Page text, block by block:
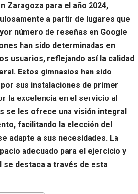
Zaragoza para el año 2024,
a partir de lugares que
número de reseñas en Google
han sido determinadas en
usuarios, reflejando así la calidad
Estos gimnasios han sido
sus instalaciones de primer
la excelencia en el servicio al
se les ofrece una visión integral
facilitando la elección del
adapte a sus necesidades. La
adecuado para el ejercicio y
se destaca a través de esta